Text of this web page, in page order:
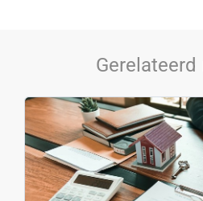
Gerelateerd